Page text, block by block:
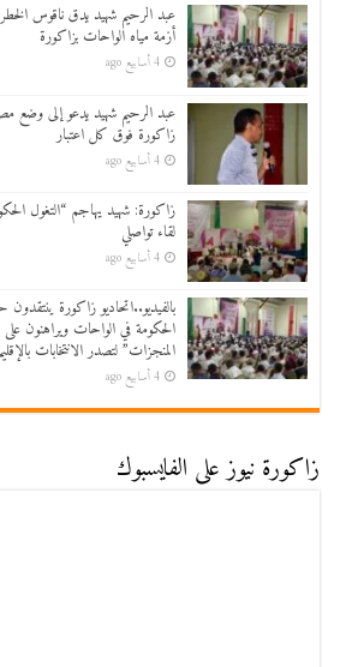
عبد الرحيم شهيد يدق ناقوس
أزمة مياه الواحات بزاكورة
4 أسابيع ago
عبد الرحيم شهيد يدعو إلى وضع
زاكورة فوق كل اعتبار
4 أسابيع ago
زاكورة: شهيد يهاجم “التغول
لقاء تواصلي
4 أسابيع ago
بالفيديو..اتحاديو زاكورة ينتقدون
الحكومة في الواحات ويراهنون
المنجزات” لتصدر الانتخابات بالإقليم
4 أسابيع ago
زاكورة نيوز على الفايسبوك